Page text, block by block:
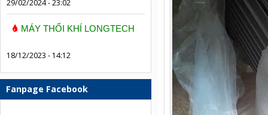
29/02/2024 - 23:02
MÁY THỔI KHÍ LONGTECH
18/12/2023 - 14:12
Fanpage Facebook